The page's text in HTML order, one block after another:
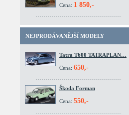
Cena: 1 850,-
NEJPRODÁVANĚJŠÍ MODELY
Tatra T600 TATRAPLAN…
Cena: 650,-
Škoda Forman
Cena: 550,-